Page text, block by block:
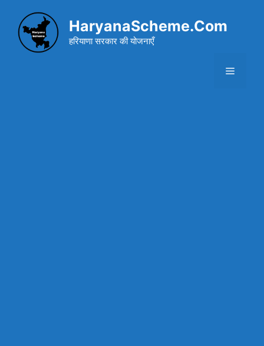
content
HaryanaScheme.Com
हरियाणा सरकार की योजनाएँ
Menu